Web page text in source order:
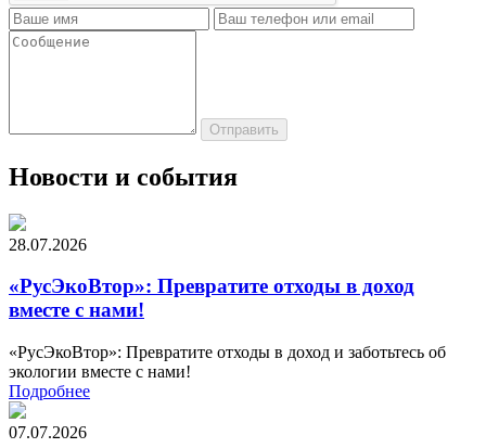
Новости и события
28.07.2026
«РусЭкоВтор»: Превратите отходы в доход
вместе с нами!
«РусЭкоВтор»: Превратите отходы в доход и заботьтесь об
экологии вместе с нами!
Подробнее
07.07.2026